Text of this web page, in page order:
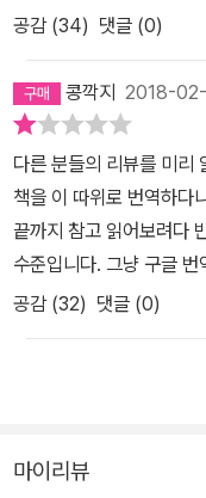
공감 (34) 댓글 (0)
콩깍지 2018-
다른 분들의 리뷰를 미리
책을 이 따위로 번역하다
끝까지 참고 읽어보려다
수준입니다. 그냥 구글
공감 (32) 댓글 (0)
마이리뷰